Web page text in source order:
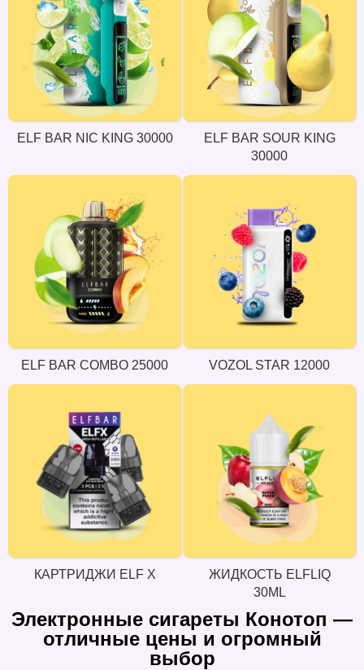
ELF BAR NIC KING 30000
ELF BAR SOUR KING
30000
ELF BAR COMBO 25000 VOZOL STAR 12000
КАРТРИДЖИ ELF X
ЖИДКОСТЬ ELFLIQ
30ML
Электронные сигареты Конотоп —
отличные цены и огромный
выбор